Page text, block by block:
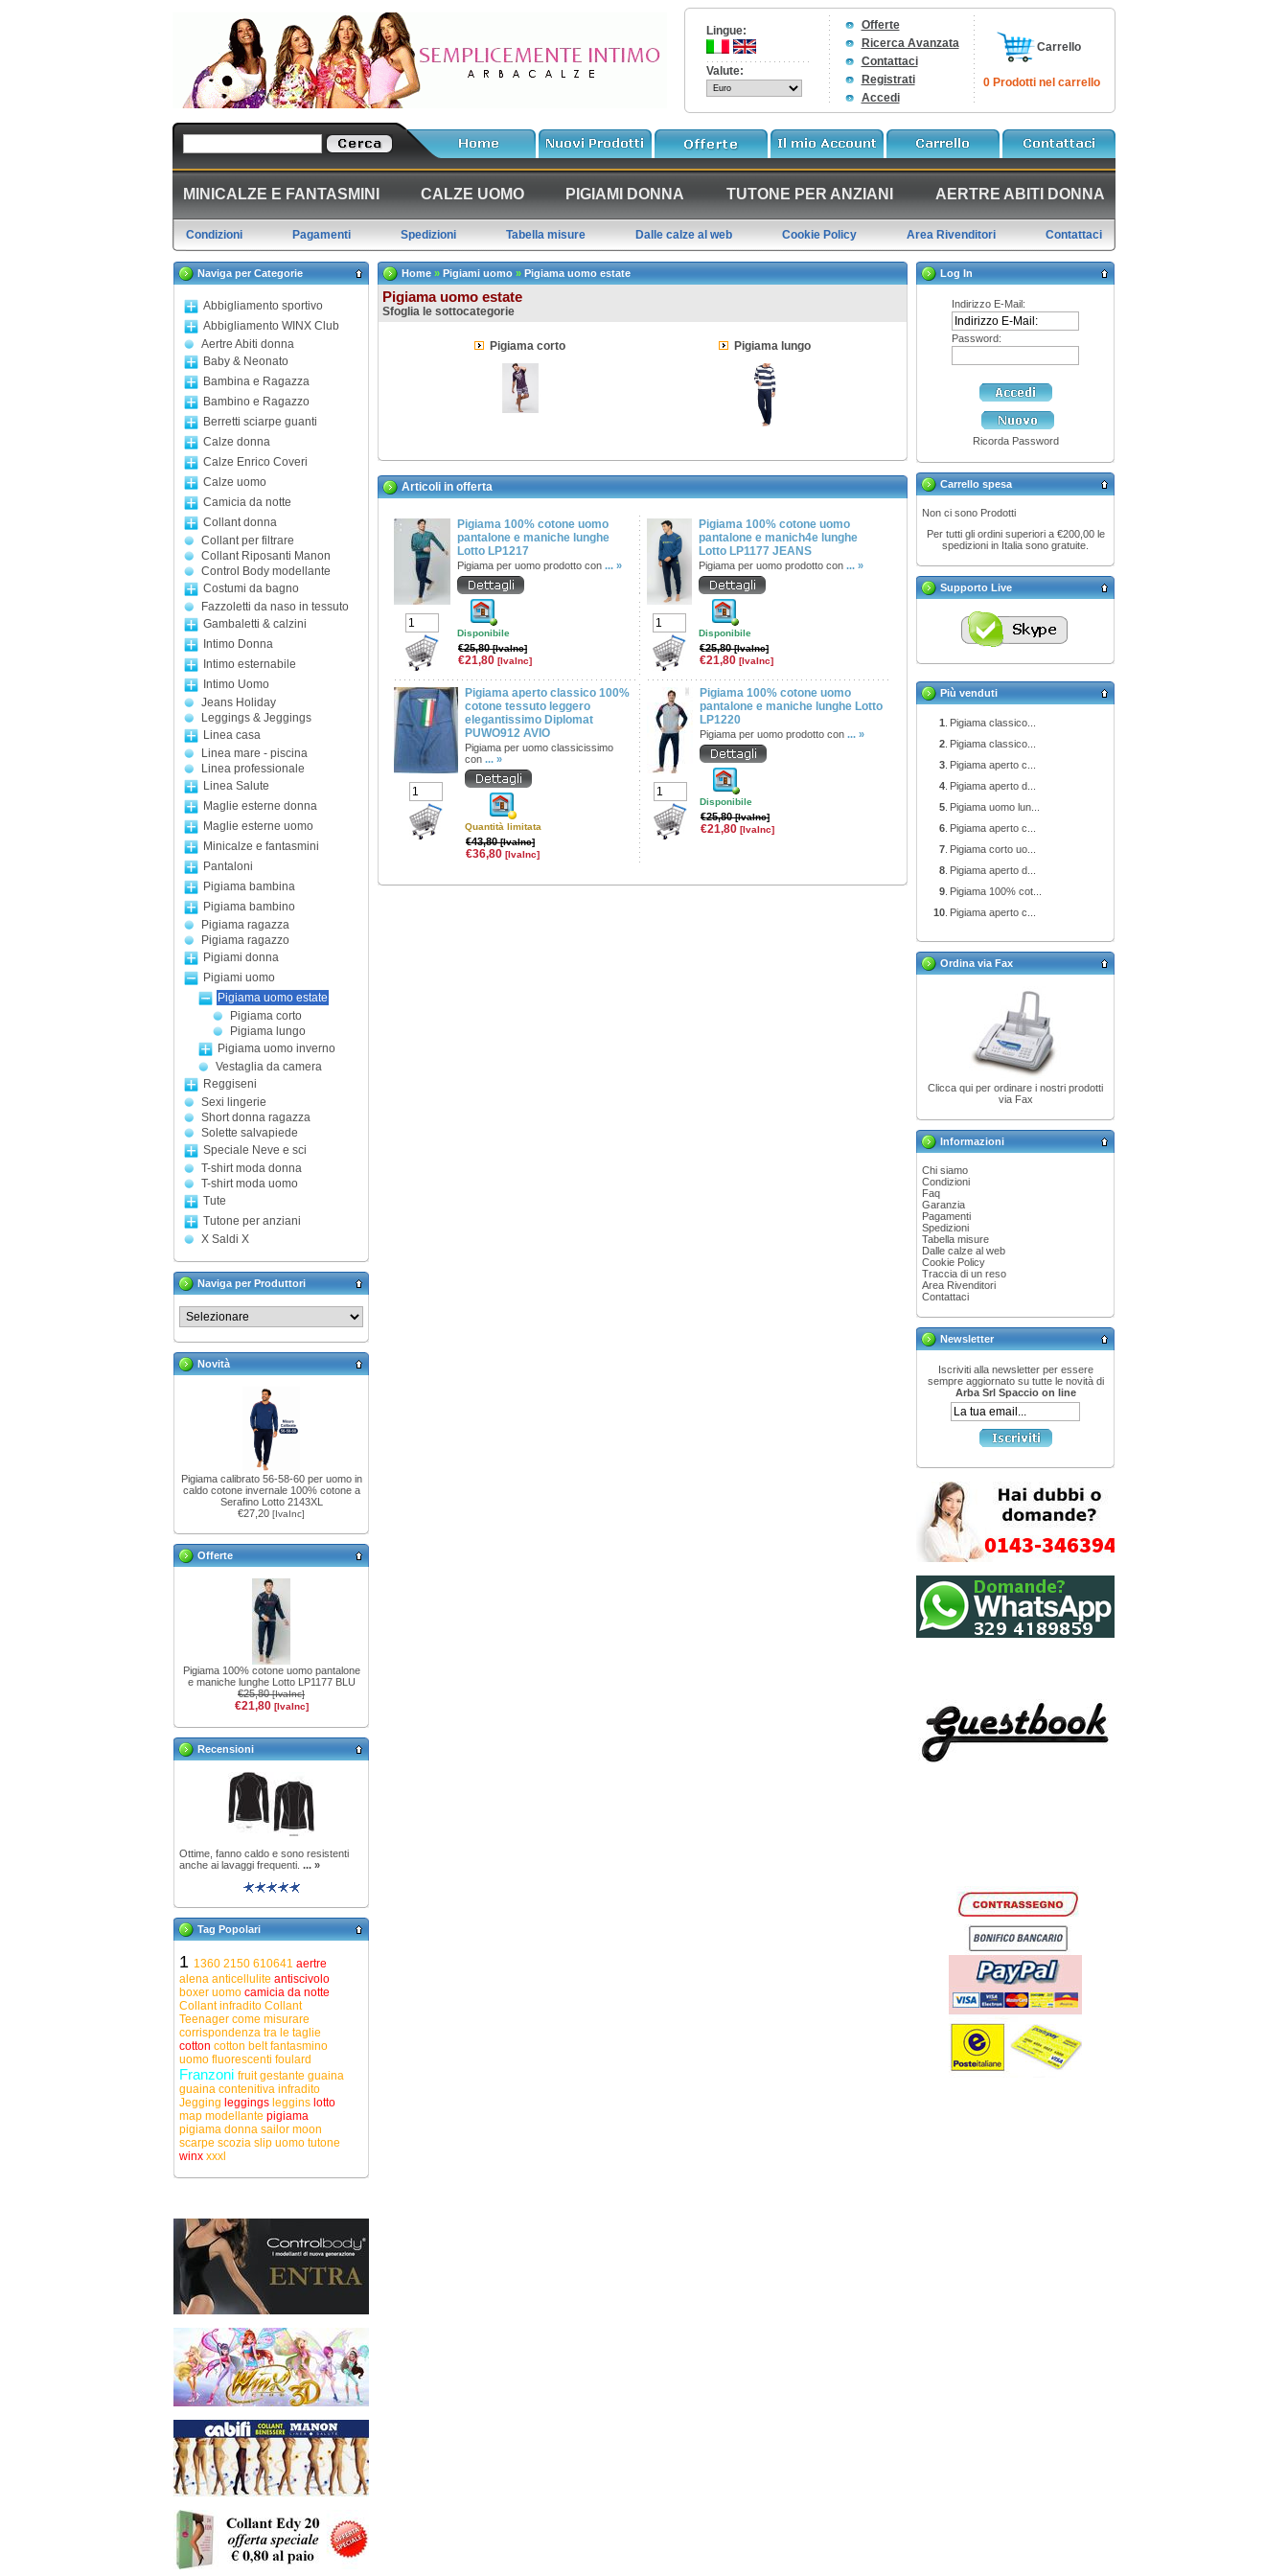
Lingue:
Valute:
Offerte
Ricerca Avanzata
Contattaci
Registrati
Accedi
Carrello
0 Prodotti nel carrello
MINICALZE E FANTASMINI CALZE UOMO PIGIAMI DONNA TUTONE PER ANZIANI AERTRE ABITI DONNA
Condizioni Pagamenti Spedizioni Tabella misure Dalle calze al web Cookie Policy Area Rivenditori Contattaci
Naviga per Categorie
Abbigliamento sportivo
Abbigliamento WINX Club
Aertre Abiti donna
Baby & Neonato
Bambina e Ragazza
Bambino e Ragazzo
Berretti sciarpe guanti
Calze donna
Calze Enrico Coveri
Calze uomo
Camicia da notte
Collant donna
Collant per filtrare
Collant Riposanti Manon
Control Body modellante
Costumi da bagno
Fazzoletti da naso in tessuto
Gambaletti & calzini
Intimo Donna
Intimo esternabile
Intimo Uomo
Jeans Holiday
Leggings & Jeggings
Linea casa
Linea mare - piscina
Linea professionale
Linea Salute
Maglie esterne donna
Maglie esterne uomo
Minicalze e fantasmini
Pantaloni
Pigiama bambina
Pigiama bambino
Pigiama ragazza
Pigiama ragazzo
Pigiami donna
Pigiami uomo
Pigiama uomo estate
Pigiama corto
Pigiama lungo
Pigiama uomo inverno
Vestaglia da camera
Reggiseni
Sexi lingerie
Short donna ragazza
Solette salvapiede
Speciale Neve e sci
T-shirt moda donna
T-shirt moda uomo
Tute
Tutone per anziani
X Saldi X
Naviga per Produttori
Novità
Pigiama calibrato 56-58-60 per uomo in
caldo cotone invernale 100% cotone a
Serafino Lotto 2143XL
€27,20 [IvaInc]
Offerte
Pigiama 100% cotone uomo pantalone
e maniche lunghe Lotto LP1177 BLU
€25,80[IvaInc]
€21,80 [IvaInc]
Recensioni
Ottime, fanno caldo e sono resistenti
anche ai lavaggi frequenti. ... »
Tag Popolari
1 1360 2150 610641 aertre
alena anticellulite antiscivolo
boxer uomo camicia da notte
Collant infradito Collant
Teenager come misurare
corrispondenza tra le taglie
cotton cotton beltfantasmino
uomo fluorescenti foulard
Franzoni fruitgestante guaina
guaina contenitiva infradito
Jegging leggings leggins lotto
map modellante pigiama
pigiama donna sailor moon
scarpe scozia slip uomo tutone
winx xxxl
Home » Pigiami uomo » Pigiama uomo estate
Pigiama uomo estate
Sfoglia le sottocategorie
Pigiama corto Pigiama lungo
Articoli in offerta
Pigiama 100% cotone uomo
pantalone e maniche lunghe
Lotto LP1217
Pigiama per uomo prodotto con ... »
Disponibile
€25,80[IvaInc]
€21,80 [IvaInc]
Pigiama 100% cotone uomo
pantalone e manich4e lunghe
Lotto LP1177 JEANS
Pigiama per uomo prodotto con ... »
Disponibile
€25,80[IvaInc]
€21,80 [IvaInc]
Pigiama aperto classico 100%
cotone tessuto leggero
elegantissimo Diplomat
PUWO912 AVIO
Pigiama per uomo classicissimo
con ... »
Quantità limitata
€43,80[IvaInc]
€36,80 [IvaInc]
Pigiama 100% cotone uomo
pantalone e maniche lunghe Lotto
LP1220
Pigiama per uomo prodotto con ... »
Disponibile
€25,80[IvaInc]
€21,80 [IvaInc]
Log In
Indirizzo E-Mail:
Password:
Ricorda Password
Carrello spesa
Non ci sono Prodotti
Per tutti gli ordini superiori a €200,00 le
spedizioni in Italia sono gratuite.
Supporto Live
Più venduti
1 Pigiama classico...
2 Pigiama classico...
3 Pigiama aperto c...
4 Pigiama aperto d...
5 Pigiama uomo lun...
6 Pigiama aperto c...
7 Pigiama corto uo...
8 Pigiama aperto d...
9 Pigiama 100% cot...
10 Pigiama aperto c...
Ordina via Fax
Clicca qui per ordinare i nostri prodotti
via Fax
Informazioni
Chi siamo
Condizioni
Faq
Garanzia
Pagamenti
Spedizioni
Tabella misure
Dalle calze al web
Cookie Policy
Traccia di un reso
Area Rivenditori
Contattaci
Newsletter
Iscriviti alla newsletter per essere
sempre aggiornato su tutte le novità di
Arba Srl Spaccio on line